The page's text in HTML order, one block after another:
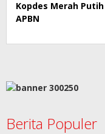
Kopdes Merah
APBN
Berita Populer